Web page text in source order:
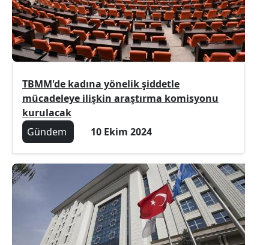
TBMM'de kadına yönelik şiddetle
mücadeleye ilişkin araştırma komisyonu
kurulacak
Gündem
10 Ekim 2024